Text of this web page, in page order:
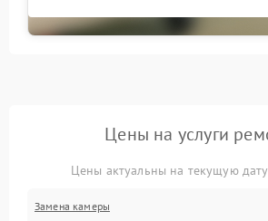
Цены на услуги
Цены актуальны на текущую
Замена камеры